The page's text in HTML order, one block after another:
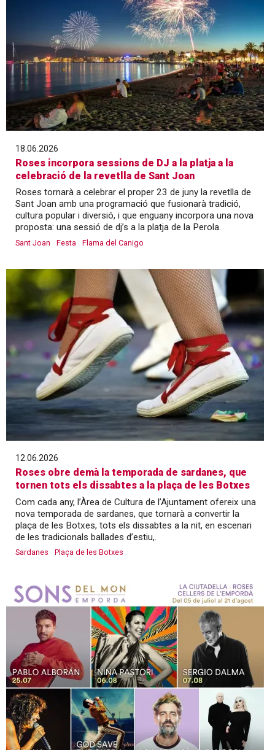
18.06.2026
Roses incorpora sessions de DJ a la platja a la
celebració de la revetlla de Sant Joan
Roses tornarà a celebrar el proper 23 de juny la revetlla de
Sant Joan amb una programació que fusionarà tradició,
cultura popular i diversió, i que enguany incorpora una nova
proposta: una sessió de dj’s a la platja de la Perola.
Sant Joan Festa Flama del Canigo
12.06.2026
Roses obre demà la temporada de sardanes, que
tornen tots els dissabtes a la plaça de les Botxes
Com cada any, l’Àrea de Cultura de l’Ajuntament ofereix una
nova temporada de sardanes, que tornarà a convertir la
plaça de les Botxes, tots els dissabtes a la nit, en escenari
de les tradicionals ballades d’estiu,.
Sardanes Plaça de les Botxes